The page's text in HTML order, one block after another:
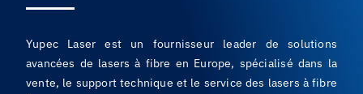
Yupec Laser est un fournisseur leader de solutions
avancées de lasers à fibre en Europe, spécialisé dans la
vente, le support technique et le service des lasers à fibre